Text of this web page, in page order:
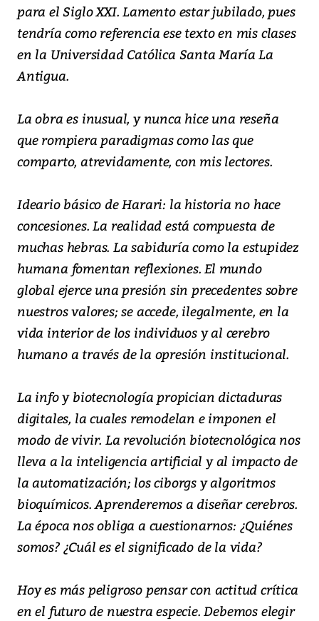
para el Siglo XXI. Lamento estar jubilado, pues
tendría como referencia ese texto en mis clases
en la Universidad Católica Santa María La
Antigua.
La obra es inusual, y nunca hice una reseña
que rompiera paradigmas como las que
comparto, atrevidamente, con mis lectores.
Ideario básico de Harari: la historia no hace
concesiones. La realidad está compuesta de
muchas hebras. La sabiduría como la estupidez
humana fomentan reflexiones. El mundo
global ejerce una presión sin precedentes sobre
nuestros valores; se accede, ilegalmente, en la
vida interior de los individuos y al cerebro
humano a través de la opresión institucional.
La info y biotecnología propician dictaduras
digitales, la cuales remodelan e imponen el
modo de vivir. La revolución biotecnológica nos
lleva a la inteligencia artificial y al impacto de
la automatización; los ciborgs y algoritmos
bioquímicos. Aprenderemos a diseñar cerebros.
La época nos obliga a cuestionarnos: ¿Quiénes
somos? ¿Cuál es el significado de la vida?
Hoy es más peligroso pensar con actitud crítica
en el futuro de nuestra especie. Debemos elegir